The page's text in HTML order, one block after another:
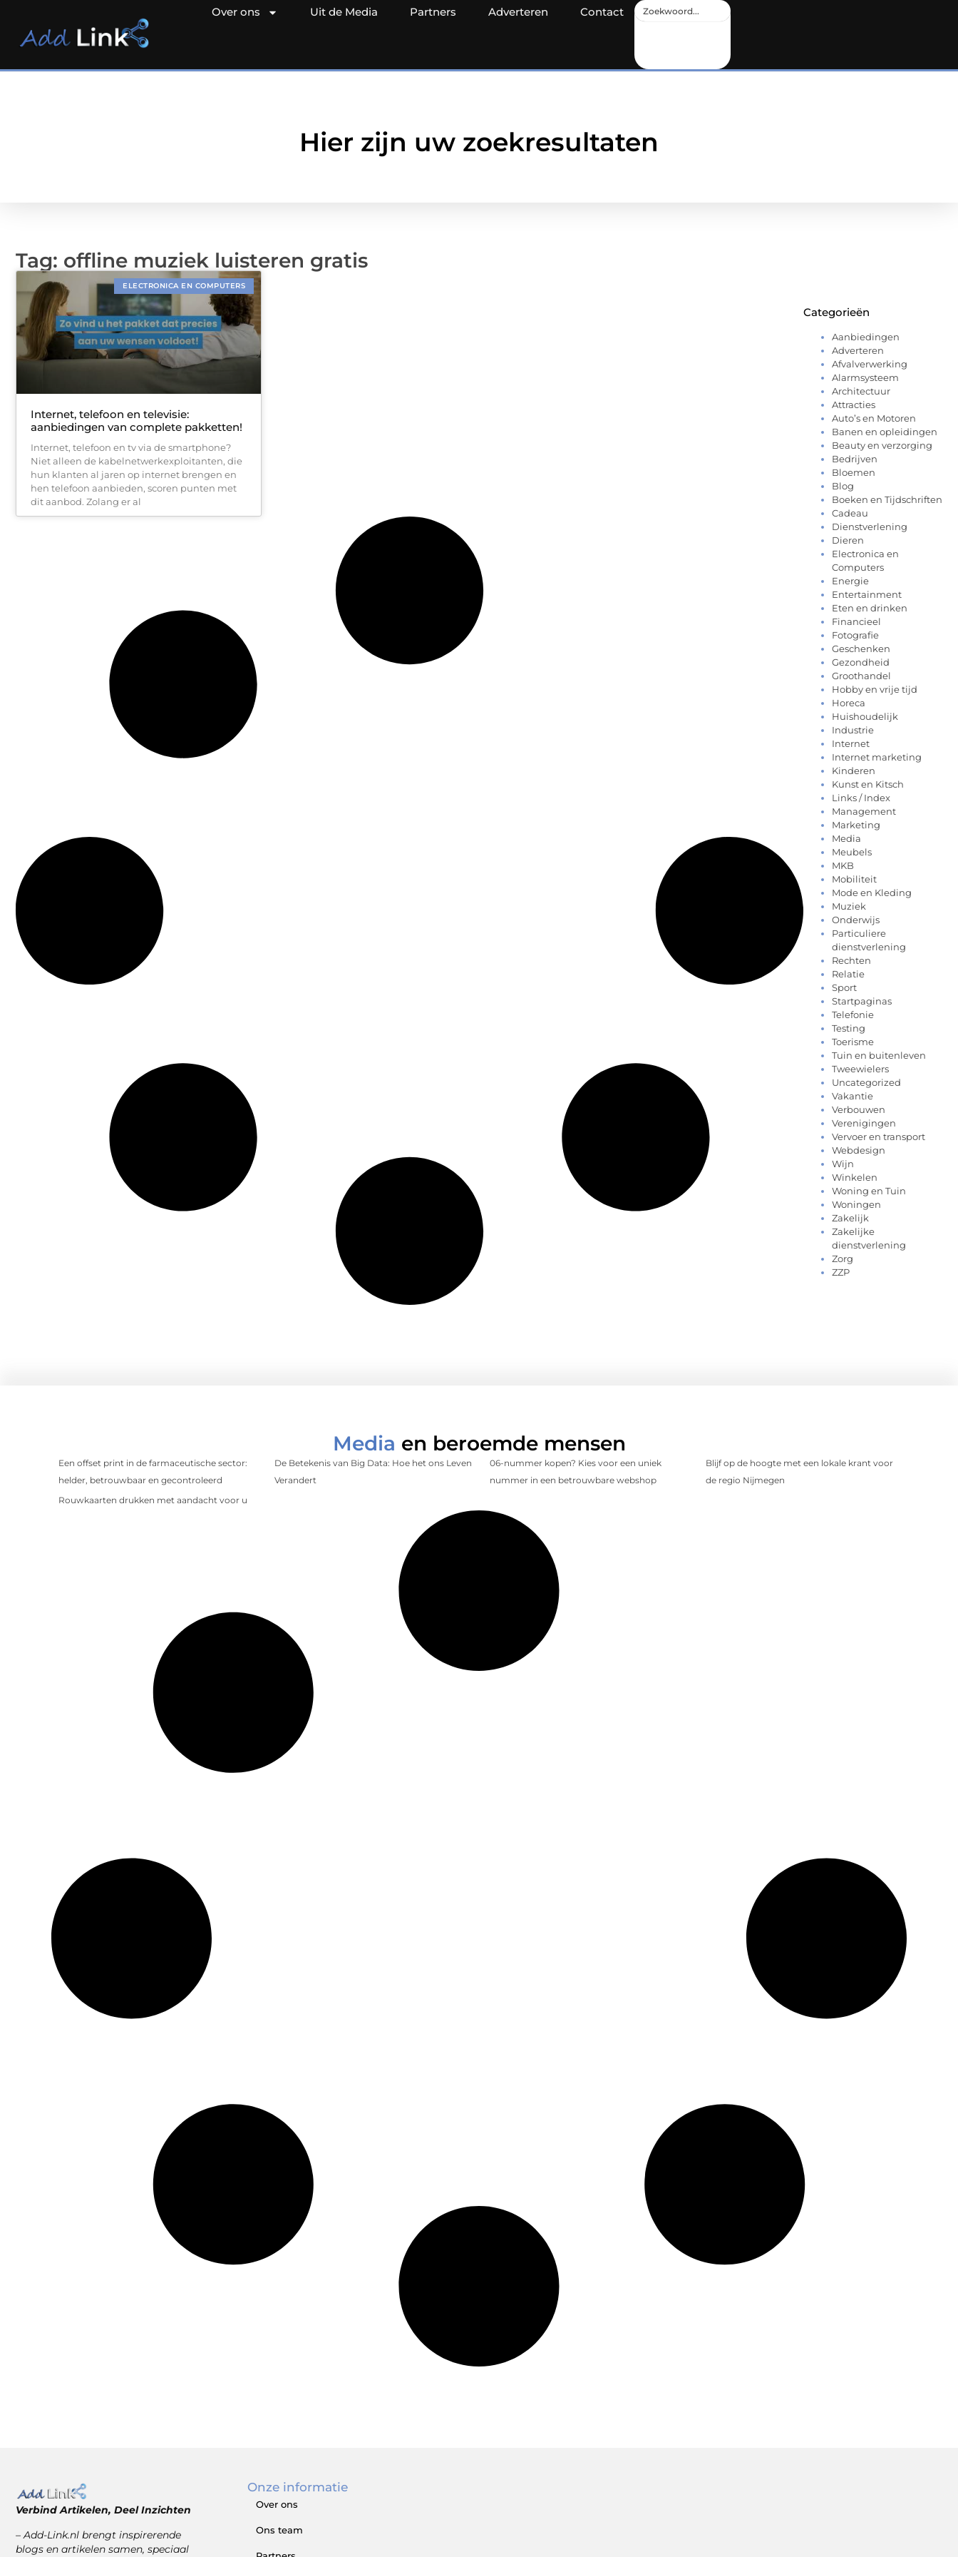
Over ons Uit de Media Partners Adverteren Contact
Hier zijn uw zoekresultaten
Tag: offline muziek luisteren gratis
ELECTRONICA EN COMPUTERS
Internet, telefoon en televisie:
aanbiedingen van complete pakketten!
Internet, telefoon en tv via de smartphone?
Niet alleen de kabelnetwerkexploitanten, die
hun klanten al jaren op internet brengen en
hen telefoon aanbieden, scoren punten met
dit aanbod. Zolang er al
Categorieën
Aanbiedingen
Adverteren
Afvalverwerking
Alarmsysteem
Architectuur
Attracties
Auto’s en Motoren
Banen en opleidingen
Beauty en verzorging
Bedrijven
Bloemen
Blog
Boeken en Tijdschriften
Cadeau
Dienstverlening
Dieren
Electronica en
Computers
Energie
Entertainment
Eten en drinken
Financieel
Fotografie
Geschenken
Gezondheid
Groothandel
Hobby en vrije tijd
Horeca
Huishoudelijk
Industrie
Internet
Internet marketing
Kinderen
Kunst en Kitsch
Links / Index
Management
Marketing
Media
Meubels
MKB
Mobiliteit
Mode en Kleding
Muziek
Onderwijs
Particuliere
dienstverlening
Rechten
Relatie
Sport
Startpaginas
Telefonie
Testing
Toerisme
Tuin en buitenleven
Tweewielers
Uncategorized
Vakantie
Verbouwen
Verenigingen
Vervoer en transport
Webdesign
Wijn
Winkelen
Woning en Tuin
Woningen
Zakelijk
Zakelijke
dienstverlening
Zorg
ZZP
Media en beroemde mensen
Een offset print in de farmaceutische sector:
helder, betrouwbaar en gecontroleerd
De Betekenis van Big Data: Hoe het ons Leven
Verandert
06-nummer kopen? Kies voor een uniek
nummer in een betrouwbare webshop
Blijf op de hoogte met een lokale krant voor
de regio Nijmegen
Rouwkaarten drukken met aandacht voor u
Verbind Artikelen, Deel Inzichten
– Add-Link.nl brengt inspirerende
blogs en artikelen samen, speciaal
Onze informatie
Over ons
Ons team